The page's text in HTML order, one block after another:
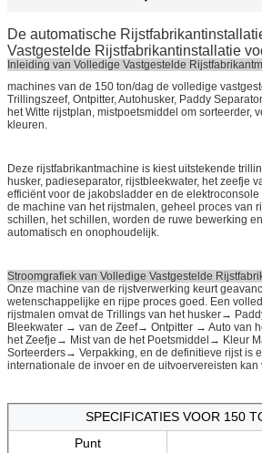
De automatische
Vastgestelde Rijstfabrikantinstallatie
Inleiding van Volledige Vastgestelde
machines van de 150 ton/dag de volledige
Trillingszeef, Ontpitter, Autohusker, Paddy
het Witte rijstplan, mistpoetsmiddel om sorteerder,
kleuren.
Deze rijstfabrikantmachine is kiest uitstekende
husker, padieseparator, rijstbleekwater, het zeefje
efficiënt voor de jakobsladder en de
de machine van het rijstmalen, geheel proces van
schillen, het schillen, worden de ruwe bewerking
automatisch en onophoudelijk.
Stroomgrafiek van Volledige Vastgestelde
Onze machine van de rijstverwerking keurt
wetenschappelijke en rijpe proces goed. Een
rijstmalen omvat de Trillings van het husker→
Bleekwater → van de Zeef→ Ontpitter → Auto van
het Zeefje→ Mist van de het Poetsmiddel→ Kleur
Sorteerders→ Verpakking, en de definitieve rijst is
internationale de invoer en de uitvoervereisten kan
SPECIFICATIES VOOR 150
Punt